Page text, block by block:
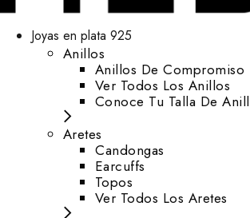
Joyas en plata 925
Anillos
Anillos De Compromiso
Ver Todos Los Anillos
Conoce Tu Talla De
Aretes
⁠Candongas
Earcuffs
Topos
Ver Todos Los Aretes